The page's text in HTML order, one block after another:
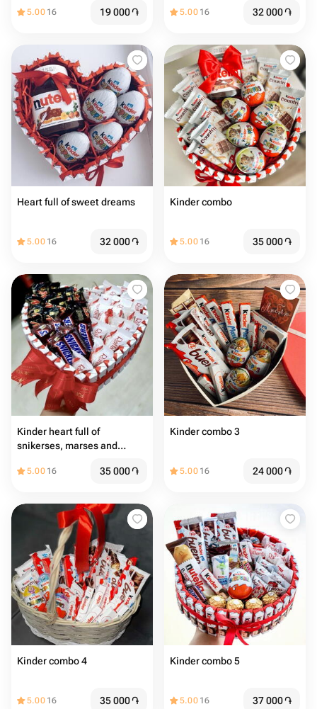
5.00 16 19 000֏ 5.00 16 32 000֏
Heart full of sweet dreams
5.00 16 32 000֏
Kinder combo
5.00 16 35 000֏
Kinder heart full of
snikerses, marses and
5.00 16 35 000֏
Kinder combo 3
5.00 16 24 000֏
Kinder combo 4
5.00 16 35 000֏
Kinder combo 5
5.00 16 37 000֏